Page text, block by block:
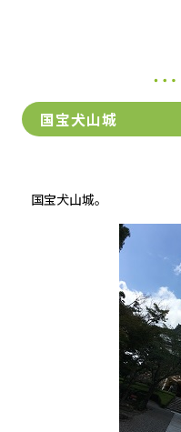
国宝犬山城
国宝犬山城。